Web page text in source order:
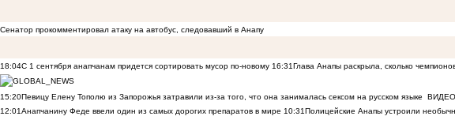
Сенатор прокомментировал атаку на автобус, следовавший в Анапу
18:04С 1 сентября анапчанам придется сортировать мусор по-новому 16:31Глава Анапы раскрыла, сколько
15:20Певицу Елену Тополю из Запорожья затравили из-за того, что она занималась сексом на русском языке ВИДЕО
12:01Анапчанину Феде ввели один из самых дорогих препаратов в мире 10:31Полицейские Анапы устроили